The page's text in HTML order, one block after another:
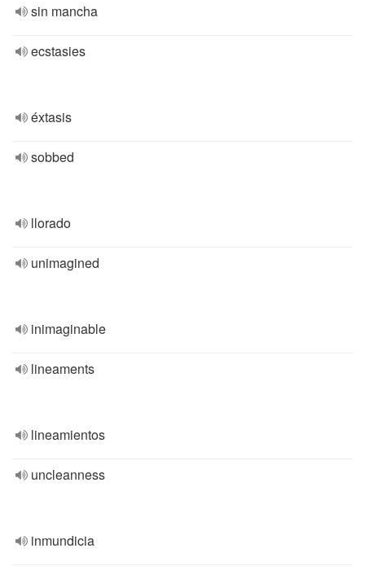
sin mancha
ecstasies
éxtasis
sobbed
llorado
unimagined
inimaginable
lineaments
lineamientos
uncleanness
inmundicia